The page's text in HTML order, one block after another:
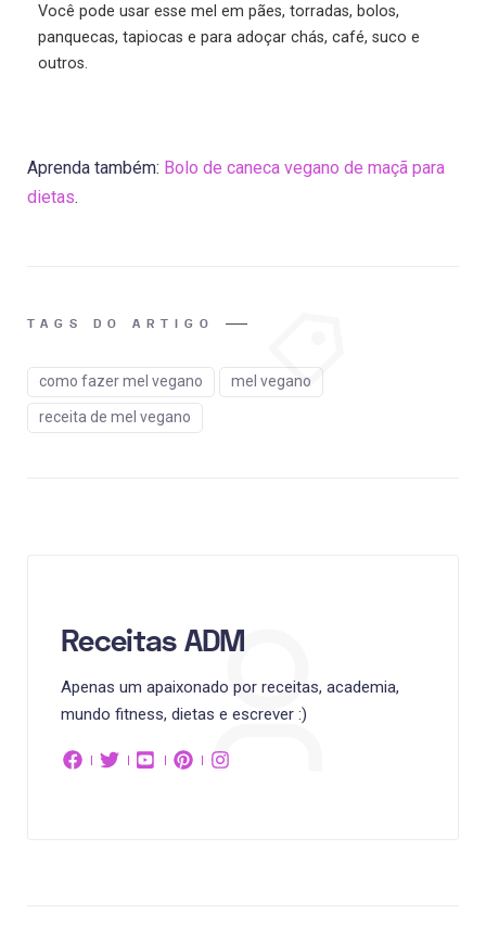
Você pode usar esse mel em pães, torradas, bolos,
panquecas, tapiocas e para adoçar chás, café, suco e
outros.
Aprenda também: Bolo de caneca vegano de maçã para
dietas.
TAGS DO ARTIGO
como fazer mel vegano mel vegano
receita de mel vegano
Receitas ADM
Apenas um apaixonado por receitas, academia,
mundo fitness, dietas e escrever :)